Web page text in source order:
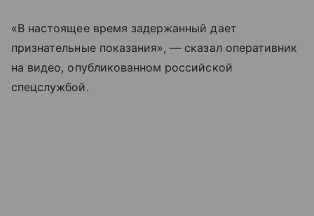
«В настоящее время задержанный дает
признательные показания», — сказал оперативник
на видео, опубликованном российской
спецслужбой.